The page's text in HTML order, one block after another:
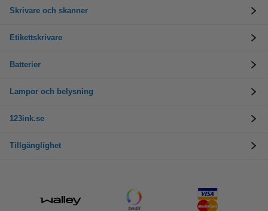
Skrivare och skanner
Etikettskrivare
Batterier
Lampor och belysning
123ink.se
Tillgänglighet